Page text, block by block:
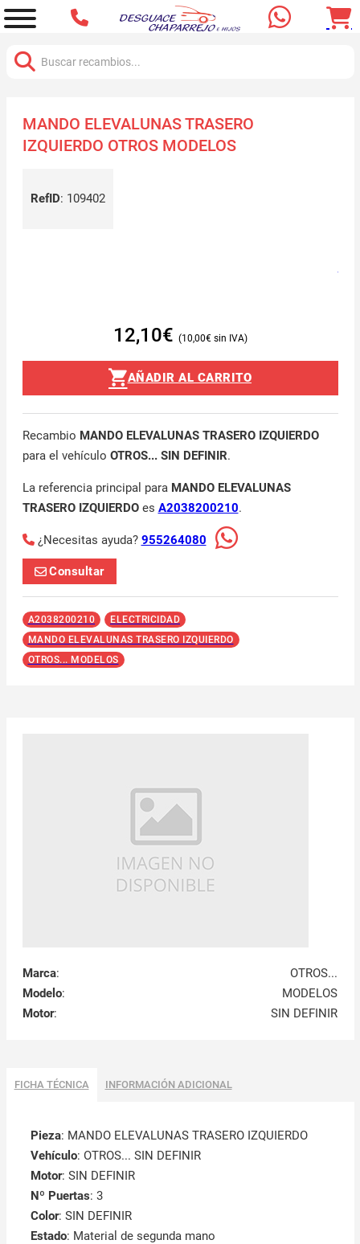
MANDO ELEVALUNAS TRASERO
IZQUIERDO OTROS MODELOS
RefID: 109402
12,10€ 10,00€
AÑADIR AL CARRITO
Recambio MANDO ELEVALUNAS TRASERO IZQUIERDO
para el vehículo OTROS... SIN DEFINIR.
La referencia principal para MANDO ELEVALUNAS
TRASERO IZQUIERDOes A2038200210.
¿Necesitas ayuda? 955264080
Consultar
A2038200210
ELECTRICIDAD
MANDO ELEVALUNAS TRASERO IZQUIERDO
OTROS... MODELOS
Marca:
OTROS...
Modelo:
MODELOS
Motor: SIN DEFINIR
FICHA TÉCNICA INFORMACIÓN ADICIONAL
Pieza: MANDO ELEVALUNAS TRASERO IZQUIERDO
Vehículo: OTROS... SIN DEFINIR
Motor: SIN DEFINIR
Nº Puertas: 3
Color: SIN DEFINIR
Estado: Material de segunda mano